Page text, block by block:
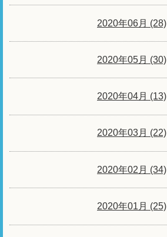
2020年06月 (28)
2020年05月 (30)
2020年04月 (13)
2020年03月 (22)
2020年02月 (34)
2020年01月 (25)